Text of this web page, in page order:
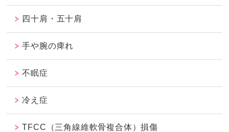
四十肩・五十肩
手や腕の痺れ
不眠症
冷え症
TFCC（三角線維軟骨複合体）損傷